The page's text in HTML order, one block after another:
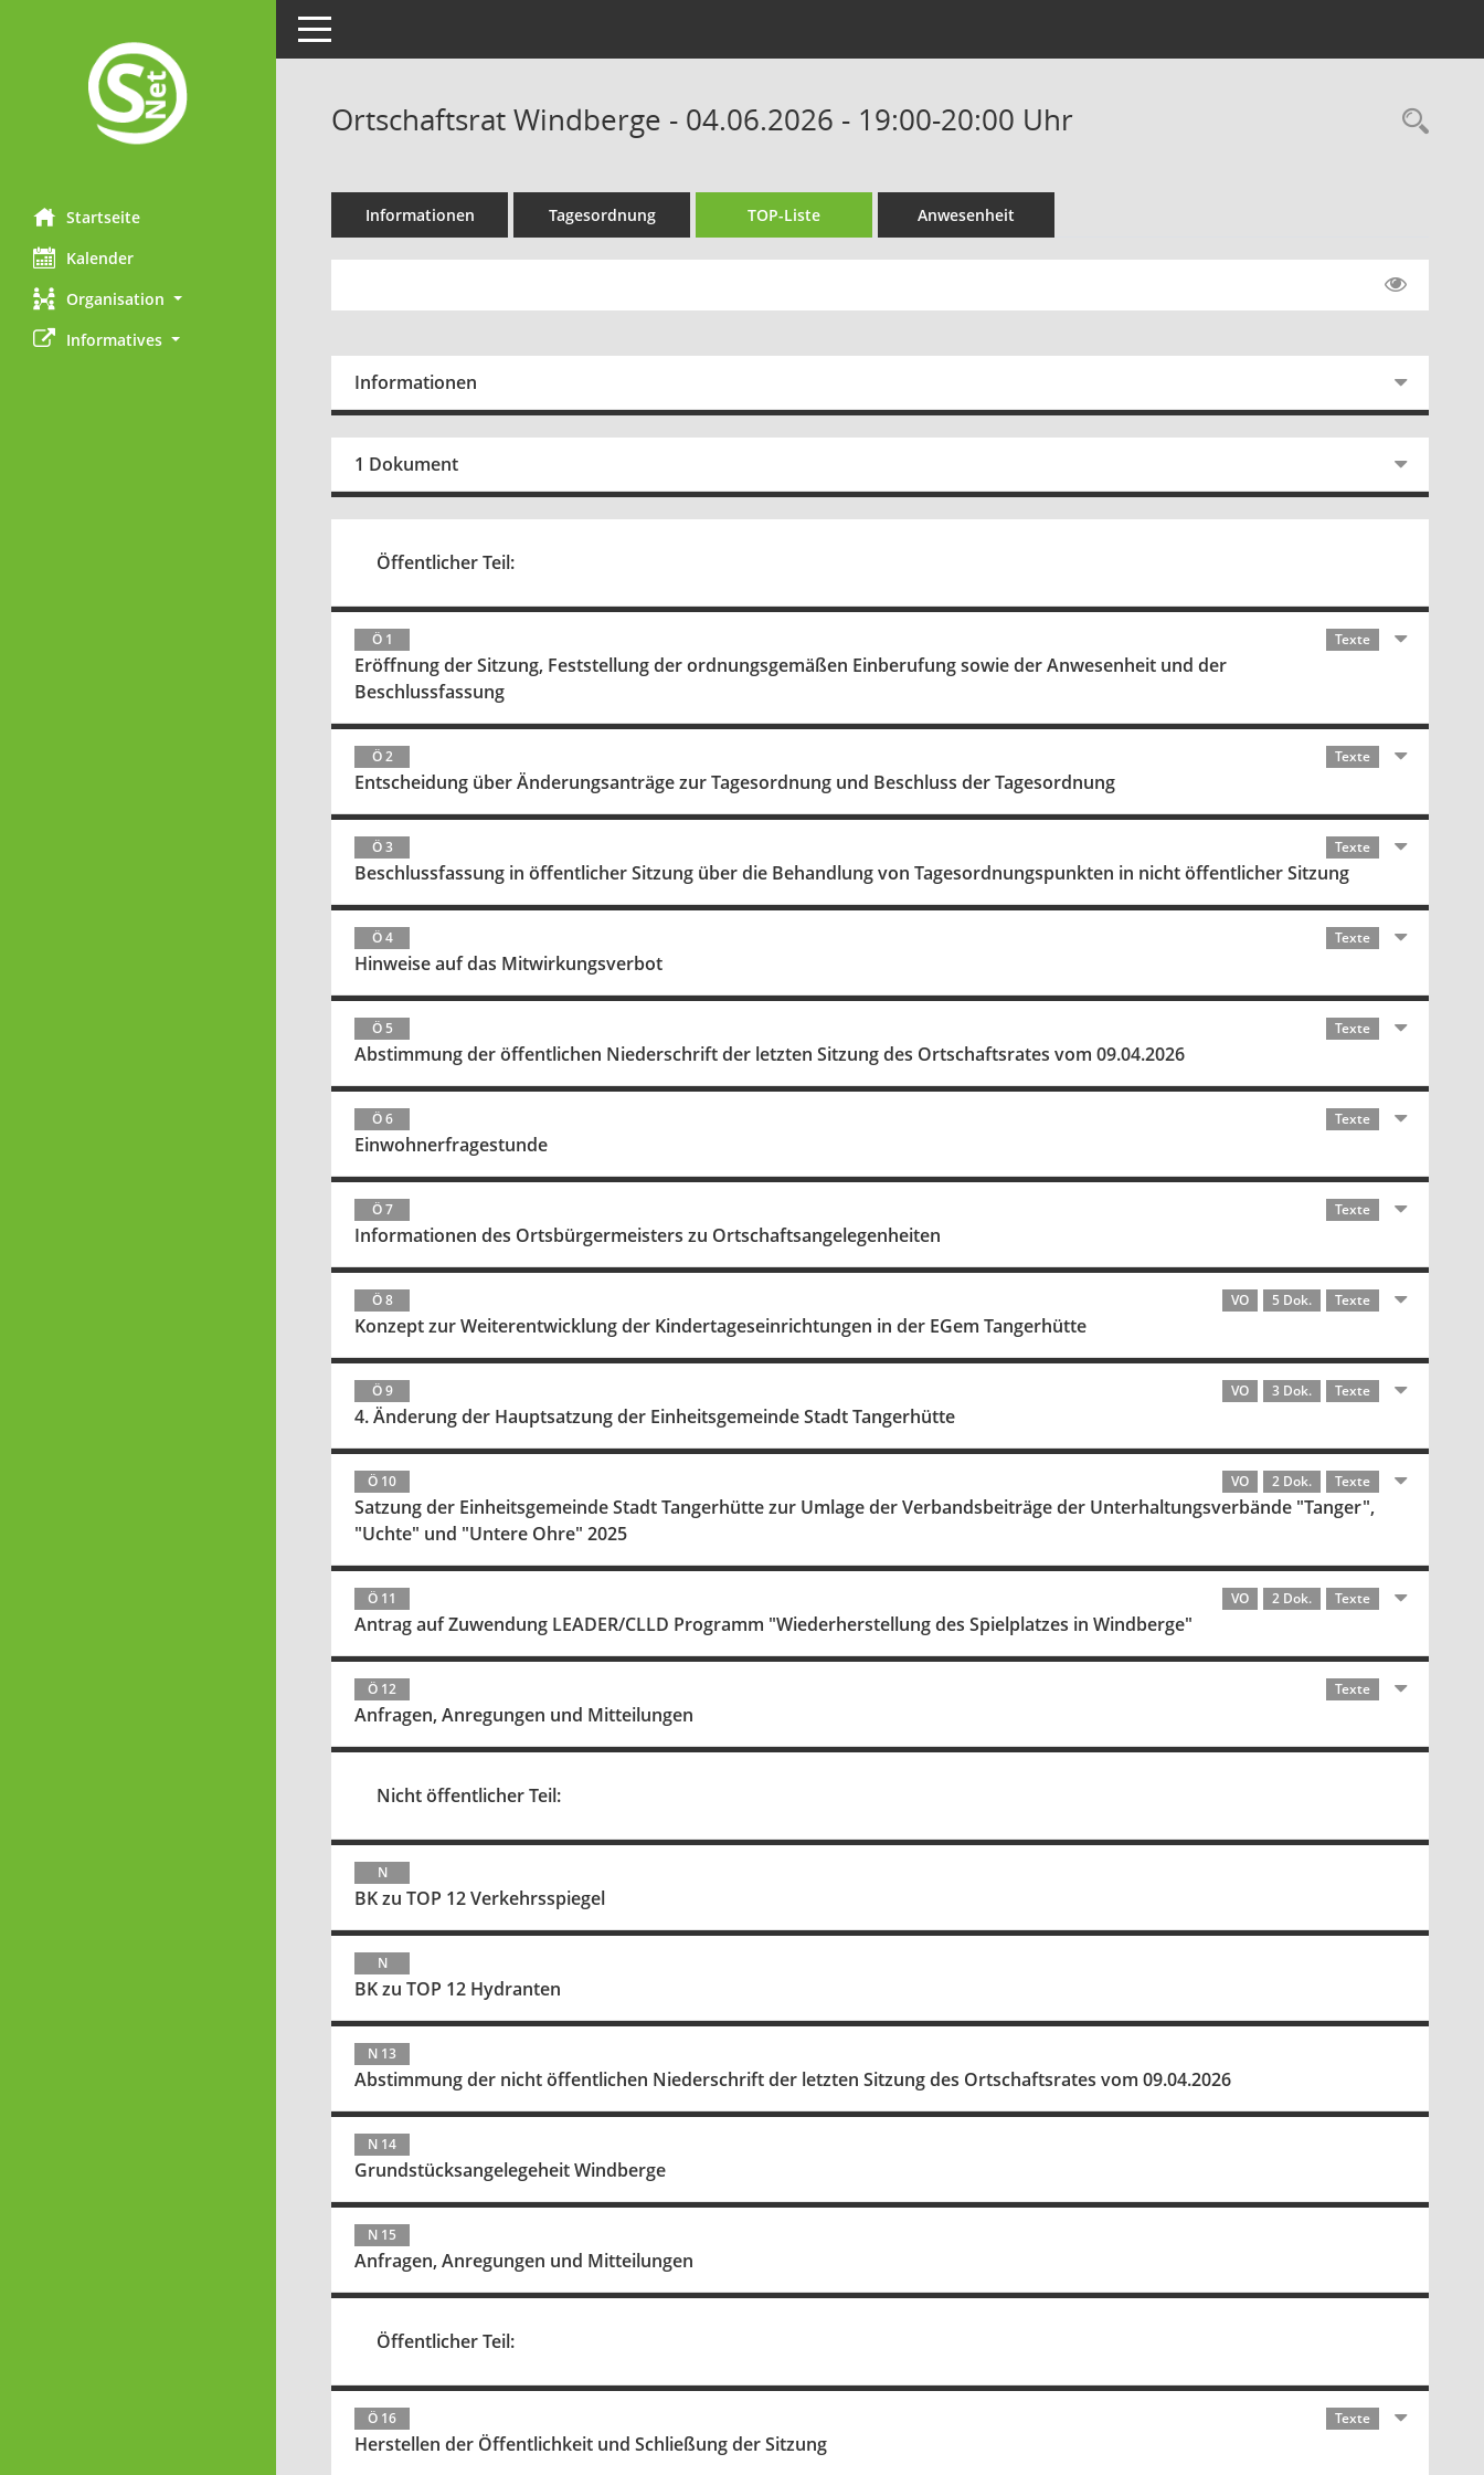
Startseite
Kalender
Organisation
Informatives
Toggle navigation
Ortschaftsrat Windberge - 04.06.2026 - 19:00-20:00 Uhr
Informationen Tagesordnung TOP-Liste Anwesenheit
Informationen
1 Dokument
Öffentlicher Teil:
Ö 1 Texte
Eröffnung der Sitzung, Feststellung der ordnungsgemäßen Einberufung sowie der Anwesenheit und der
Beschlussfassung
Ö 2 Texte
Entscheidung über Änderungsanträge zur Tagesordnung und Beschluss der Tagesordnung
Ö 3 Texte
Beschlussfassung in öffentlicher Sitzung über die Behandlung von Tagesordnungspunkten in nicht öffentlicher Sitzung
Ö 4 Texte
Hinweise auf das Mitwirkungsverbot
Ö 5 Texte
Abstimmung der öffentlichen Niederschrift der letzten Sitzung des Ortschaftsrates vom 09.04.2026
Ö 6 Texte
Einwohnerfragestunde
Ö 7 Texte
Informationen des Ortsbürgermeisters zu Ortschaftsangelegenheiten
Ö 8 VO 5 Dok. Texte
Konzept zur Weiterentwicklung der Kindertageseinrichtungen in der EGem Tangerhütte
Ö 9 VO 3 Dok. Texte
4. Änderung der Hauptsatzung der Einheitsgemeinde Stadt Tangerhütte
Ö 10 VO 2 Dok. Texte
Satzung der Einheitsgemeinde Stadt Tangerhütte zur Umlage der Verbandsbeiträge der Unterhaltungsverbände "Tanger",
"Uchte" und "Untere Ohre" 2025
Ö 11 VO 2 Dok. Texte
Antrag auf Zuwendung LEADER/CLLD Programm "Wiederherstellung des Spielplatzes in Windberge"
Ö 12 Texte
Anfragen, Anregungen und Mitteilungen
Nicht öffentlicher Teil:
N
BK zu TOP 12 Verkehrsspiegel
N
BK zu TOP 12 Hydranten
N 13
Abstimmung der nicht öffentlichen Niederschrift der letzten Sitzung des Ortschaftsrates vom 09.04.2026
N 14
Grundstücksangelegeheit Windberge
N 15
Anfragen, Anregungen und Mitteilungen
Öffentlicher Teil:
Ö 16 Texte
Herstellen der Öffentlichkeit und Schließung der Sitzung